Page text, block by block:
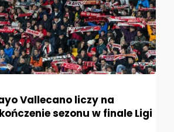
Vallecano liczy na
sezonu w finale Ligi